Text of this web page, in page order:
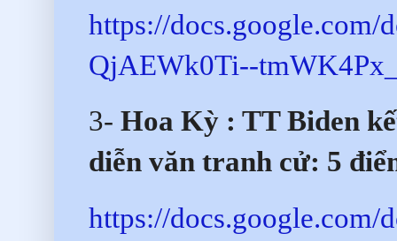
https://
QjAEWk0Ti--
3- Hoa Kỳ : TT Biden
diễn văn tranh cử: 5
https://